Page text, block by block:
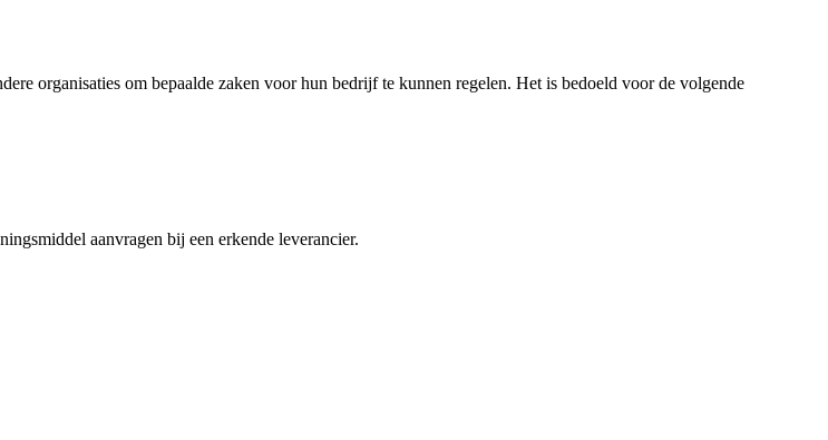
organisaties om bepaalde zaken voor hun bedrijf te kunnen regelen. Het is bedoeld voor de volgende
aanvragen bij een erkende leverancier.